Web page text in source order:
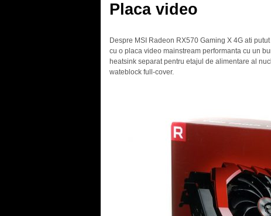
Placa video
Despre MSI Radeon RX570 Gaming X 4G ati
cu o placa video mainstream performanta cu un
heatsink separat pentru etajul de alimentare al
wateblock full-cover.